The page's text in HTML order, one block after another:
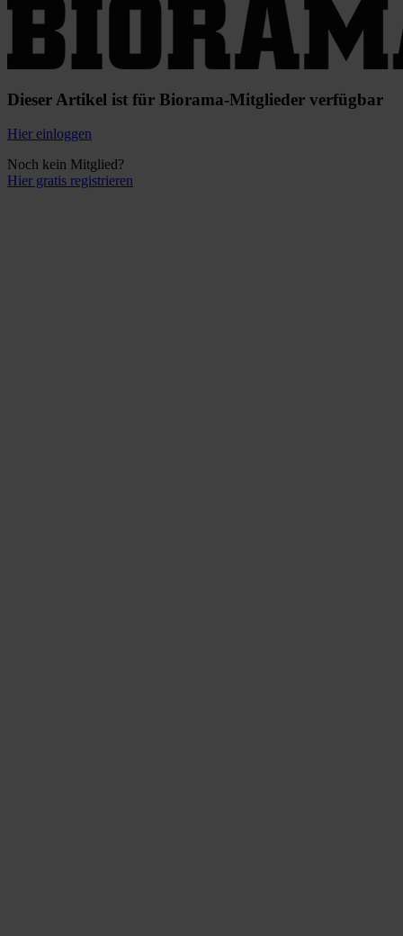
Dieser Artikel ist für Biorama-Mitglieder verfügbar
Hier einloggen
Noch kein Mitglied?
Hier gratis registrieren